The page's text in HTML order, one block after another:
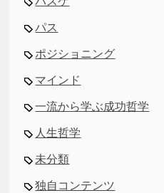
パス
ポジショニング
マインド
一流から学ぶ成功哲学
人生哲学
未分類
独自コンテンツ